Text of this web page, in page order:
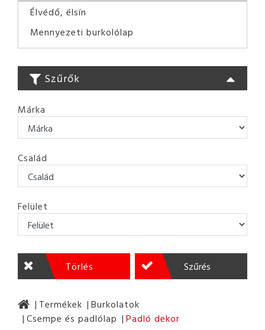
Élvédő, élsín
Mennyezeti burkolólap
Szűrők
Márka
Család
Felület
Törlés Szűrés
Termékek
Burkolatok
Csempe és padlólap
Padló dekor